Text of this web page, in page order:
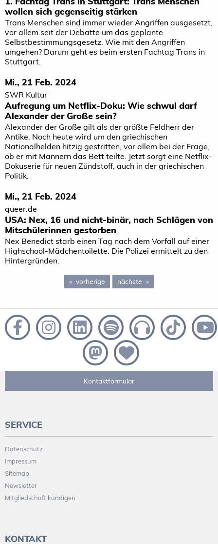
wollen sich gegenseitig stärken
Trans Menschen sind immer wieder Angriffen ausgesetzt,
vor allem seit der Debatte um das geplante
Selbstbestimmungsgesetz. Wie mit den Angriffen
umgehen? Darum geht es beim ersten Fachtag Trans in
Stuttgart.
Mi., 21 Feb. 2024
SWR Kultur
Aufregung um Netflix-Doku: Wie schwul darf
Alexander der Große sein?
Alexander der Große gilt als der größte Feldherr der
Antike. Noch heute wird um den griechischen
Nationalhelden hitzig gestritten, vor allem bei der Frage,
ob er mit Männern das Bett teilte. Jetzt sorgt eine Netflix-
Dokuserie für neuen Zündstoff, auch in der griechischen
Politik.
Mi., 21 Feb. 2024
queer.de
USA: Nex, 16 und nicht-binär, nach Schlägen von
Mitschülerinnen gestorben
Nex Benedict starb einen Tag nach dem Vorfall auf einer
Highschool-Mädchentoilette. Die Polizei ermittelt zu den
Hintergründen.
vorherige page 132
nächste page 134
Kontaktformular
SERVICE
Datenschutz
Impressum
Sitemap
Newsletter
Mitgliedschaft kündigen
KONTAKT